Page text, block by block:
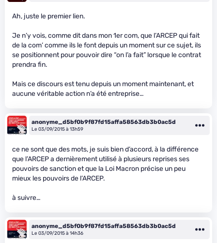
Ah, juste le premier lien.
Je n’y vois, comme dit dans mon 1er com, que l’ARCEP qui fait
de la com’ comme ils le font depuis un moment sur ce sujet, ils
se positionnent pour pouvoir dire “on l’a fait” lorsque le contrat
prendra fin.
Mais ce discours est tenu depuis un moment maintenant, et
aucune véritable action n’a été entreprise…
anonyme_d5bf0b9f87fd15affa58563db3b0ac5d
Le 03/09/2015 à 13h59
ce ne sont que des mots, je suis bien d’accord, à la différence
que l’ARCEP a dernièrement utilisé à plusieurs reprises ses
pouvoirs de sanction et que la Loi Macron précise un peu
mieux les pouvoirs de l’ARCEP.
à suivre…
anonyme_d5bf0b9f87fd15affa58563db3b0ac5d
Le 03/09/2015 à 14h36